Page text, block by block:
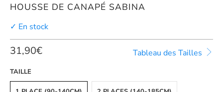
HOUSSE DE CANAPÉ SABINA
✓ En stock
Tableau des Tailles
31,90€
TAILLE